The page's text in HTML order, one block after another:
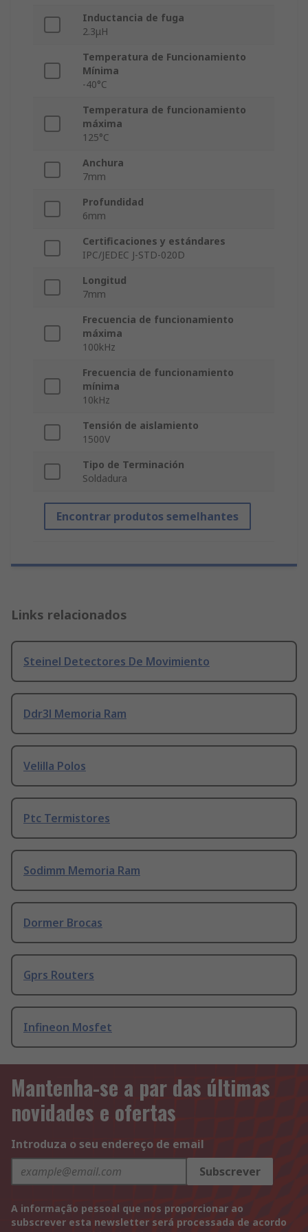
Inductancia de fuga
2.3μH
Temperatura de Funcionamiento
Mínima
-40°C
Temperatura de funcionamiento
máxima
125°C
Anchura
7mm
Profundidad
6mm
Certificaciones y estándares
IPC/JEDEC J-STD-020D
Longitud
7mm
Frecuencia de funcionamiento
máxima
100kHz
Frecuencia de funcionamiento
mínima
10kHz
Tensión de aislamiento
1500V
Tipo de Terminación
Soldadura
Encontrar produtos semelhantes
Links relacionados
Steinel Detectores De Movimiento
Ddr3l Memoria Ram
Velilla Polos
Ptc Termistores
Sodimm Memoria Ram
Dormer Brocas
Gprs Routers
Infineon Mosfet
Mantenha-se a par das últimas
novidades e ofertas
Introduza o seu endereço de email
Subscrever
A informação pessoal que nos proporcionar ao
subscrever esta newsletter será processada de acordo